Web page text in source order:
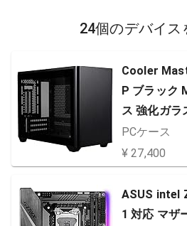
24個のデバイス
Cooler
P ブラック
ス 強化ガラ
対応
S00
PCケース
¥ 27,400
ASUS intel
1 対応 マザ